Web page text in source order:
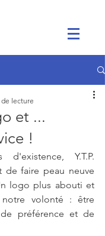
et ...
!
de lecture
Y.T.P.
de faire peau neuve
logo plus abouti et
notre volonté : être
préférence et de